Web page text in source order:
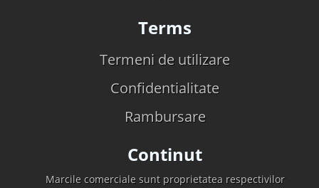
Terms
Termeni de utilizare
Confidentialitate
Rambursare
Continut
Marcile comerciale sunt proprietatea respectivilor